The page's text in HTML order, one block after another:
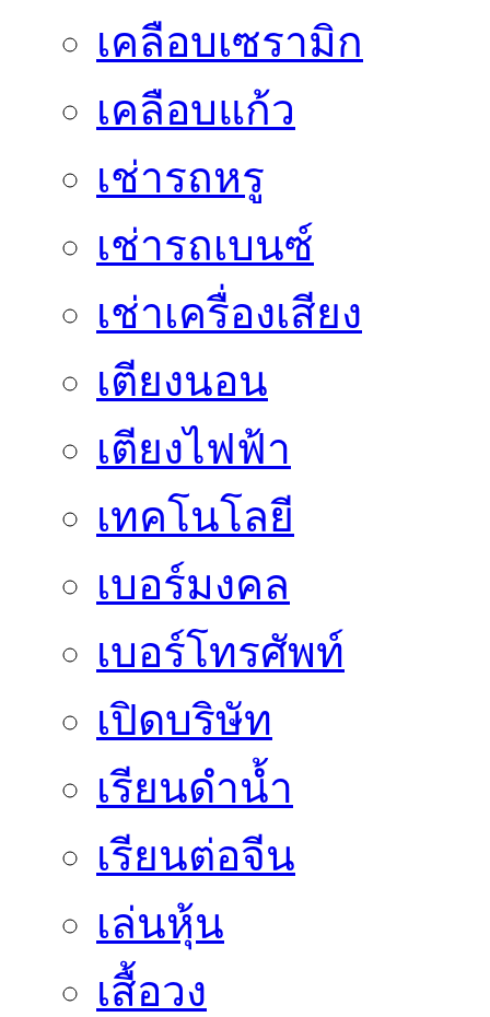
เคลือบเซรามิก
เคลือบแก้ว
เช่ารถหรู
เช่ารถเบนซ์
เช่าเครื่องเสียง
เตียงนอน
เตียงไฟฟ้า
เทคโนโลยี
เบอร์มงคล
เบอร์โทรศัพท์
เปิดบริษัท
เรียนดำน้ำ
เรียนต่อจีน
เล่นหุ้น
เสื้อวง